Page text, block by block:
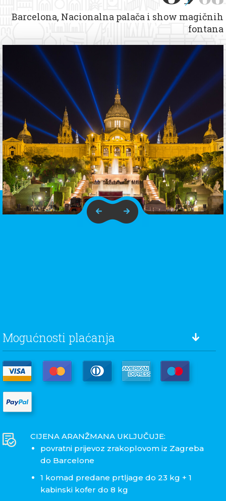
Barcelona, Nacionalna palača i show magičnih
fontana
Mogućnosti plaćanja
CIJENA ARANŽMANA UKLJUČUJE:
povratni prijevoz zrakoplovom iz Zagreba
do Barcelone
1 komad predane prtljage do 23 kg + 1
kabinski kofer do 8 kg